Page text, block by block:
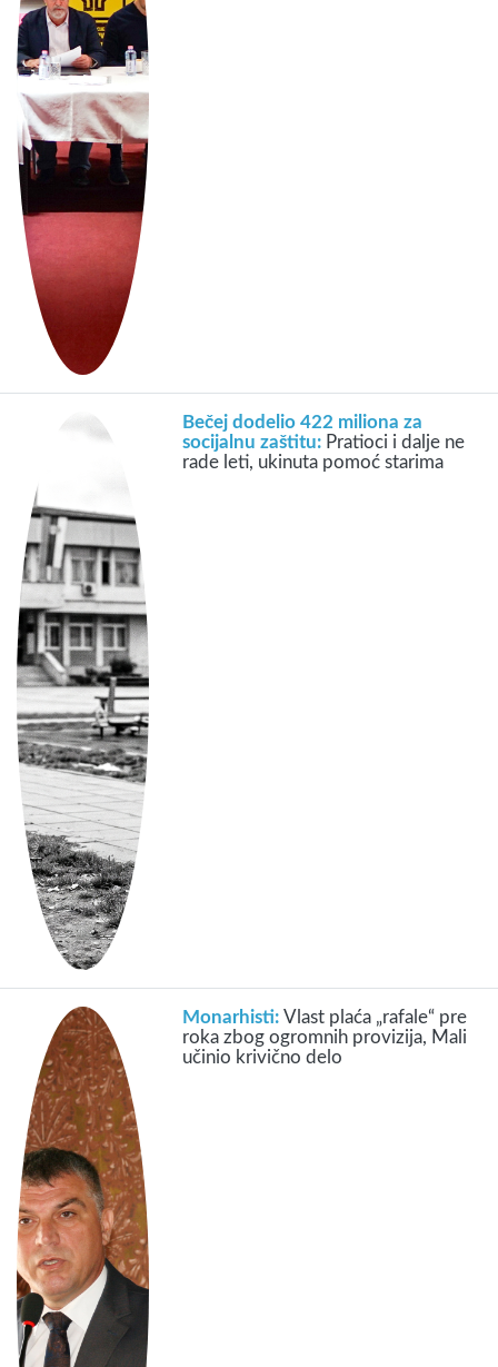
Bečej dodelio 422 miliona za
socijalnu zaštitu: Pratioci i dalje ne
rade leti, ukinuta pomoć starima
Monarhisti:Vlast plaća „rafale“ pre
roka zbog ogromnih provizija, Mali
učinio krivično delo